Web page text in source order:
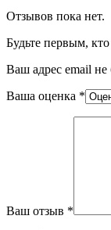
Отзывов пока нет.
Будьте первым,
Ваш адрес email не
Ваша оценка *
Ваш отзыв *